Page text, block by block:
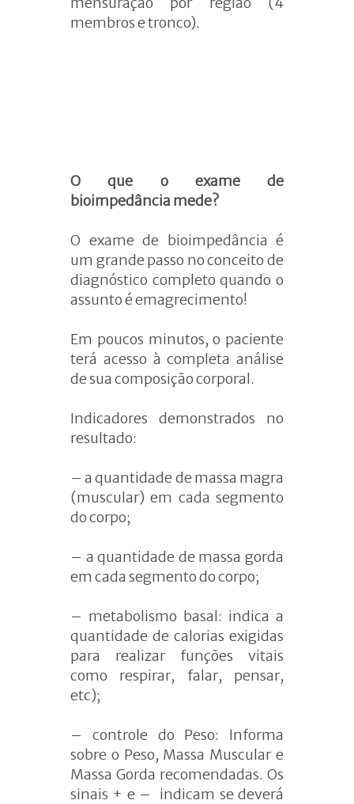
membros e tronco).
O que o exame de
bioimpedância mede?
O exame de bioimpedância é
um grande passo no conceito de
diagnóstico completo quando o
assunto é emagrecimento!
Em poucos minutos, o paciente
terá acesso à completa análise
de sua composição corporal.
Indicadores demonstrados no
resultado:
– a quantidade de massa magra
(muscular) em cada segmento
do corpo;
– a quantidade de massa gorda
em cada segmento do corpo;
– metabolismo basal: indica a
quantidade de calorias exigidas
para realizar funções vitais
como respirar, falar, pensar,
etc);
– controle do Peso: Informa
sobre o Peso, Massa Muscular e
Massa Gorda recomendadas. Os
sinais + e – indicam se deverá